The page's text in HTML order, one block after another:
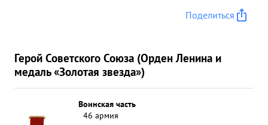
Поделиться
Герой Советского Союза (Орден Ленина и
медаль «Золотая звезда»)
Воинская часть
46 армия